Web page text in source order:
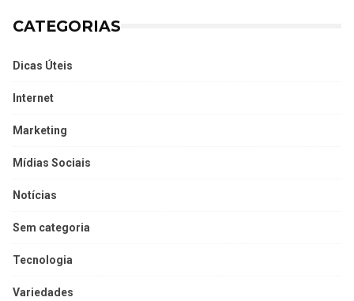
CATEGORIAS
Dicas Úteis
Internet
Marketing
Mídias Sociais
Notícias
Sem categoria
Tecnologia
Variedades